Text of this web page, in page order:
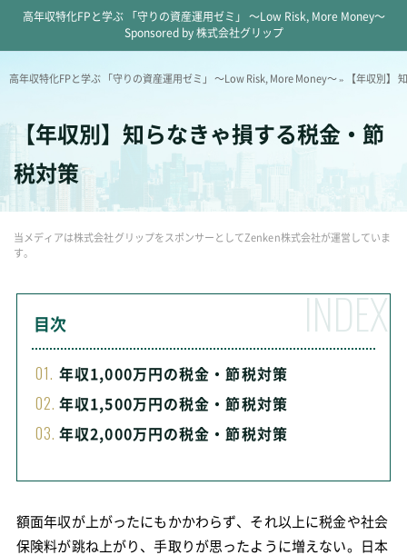
高年収特化FPと学ぶ 「守りの資産運用ゼミ」 ～Low Risk, More Money～
Sponsored by 株式会社グリップ
【年収別】知らなきゃ損する税金・節
税対策
高年収特化FPと学ぶ 「守りの資産運用ゼミ」 ～Low Risk, More Money～» 【年収別】
当メディアは株式会社グリップをスポンサーとしてZenken株式会社が運営していま
す。
目次
年収1,000万円の税金・節税対策
年収1,500万円の税金・節税対策
年収2,000万円の税金・節税対策
額面年収が上がったにもかかわらず、それ以上に税金や社会
保険料が跳ね上がり、手取りが思ったように増えない。日本